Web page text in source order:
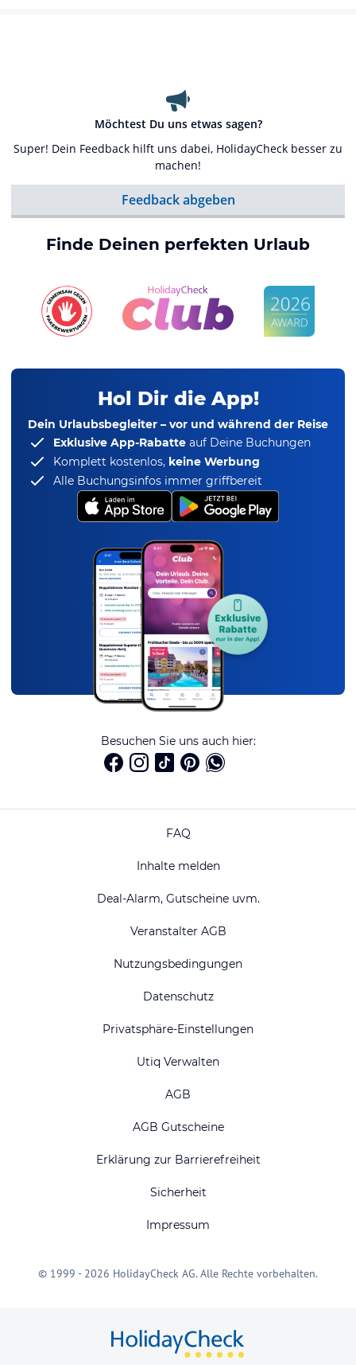
Möchtest Du uns etwas sagen?
Super! Dein Feedback hilft uns dabei, HolidayCheck besser zu
machen!
Feedback abgeben
Finde Deinen perfekten Urlaub
Hol Dir die App!
Dein Urlaubsbegleiter – vor und während der Reise
Exklusive App-Rabatte auf Deine Buchungen
Komplett kostenlos, keine Werbung
Alle Buchungsinfos immer griffbereit
Besuchen Sie uns auch hier:
FAQ
Inhalte melden
Deal-Alarm, Gutscheine uvm.
Veranstalter AGB
Nutzungsbedingungen
Datenschutz
Privatsphäre-Einstellungen
Utiq Verwalten
AGB
AGB Gutscheine
Erklärung zur Barrierefreiheit
Sicherheit
Impressum
© 1999 - 2026 HolidayCheck AG. Alle Rechte vorbehalten.